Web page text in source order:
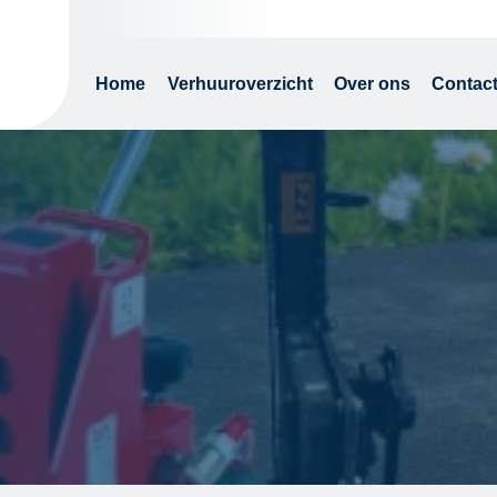
Home Verhuuroverzicht Over ons Contact